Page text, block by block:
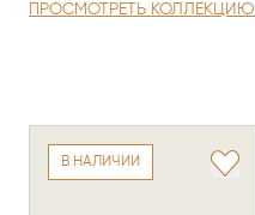
ПРОСМОТРЕТЬ КОЛЛЕКЦИЮ
В НАЛИЧИИ